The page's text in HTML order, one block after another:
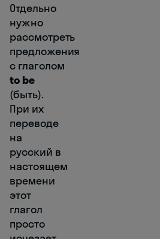
Отдельно
нужно
рассмотреть
предложения
с глаголом
to be
(быть).
При их
переводе
на
русский в
настоящем
времени
этот
глагол
просто